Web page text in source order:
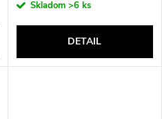
Skladom >6 ks
DETAIL